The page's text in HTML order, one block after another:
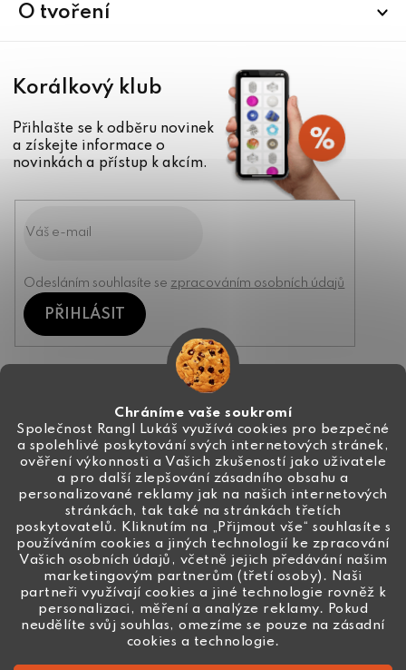
Chráníme vaše soukromí
Společnost Rangl Lukáš využívá cookies pro bezpečné
a spolehlivé poskytování svých internetových stránek,
ověření výkonnosti a Vašich zkušeností jako uživatele
a pro další zlepšování zásadního obsahu a
personalizované reklamy jak na našich internetových
stránkách, tak také na stránkách třetích
poskytovatelů. Kliknutím na „Přijmout vše“ souhlasíte s
používáním cookies a jiných technologií ke zpracování
Vašich osobních údajů, včetně jejich předávání našim
marketingovým partnerům (třetí osoby). Naši
partneři využívají cookies a jiné technologie rovněž k
personalizaci, měření a analýze reklamy. Pokud
neudělíte svůj souhlas, omezíme se pouze na zásadní
cookies a technologie.
O tvoření
Korálkový klub
Přihlašte se k odběru novinek
a získejte informace o
novinkách a přístup k akcím.
Odesláním souhlasíte se zpracováním osobních údajů
PŘIHLÁSIT
info@ceske-koralky.cz
+420 774 444 191